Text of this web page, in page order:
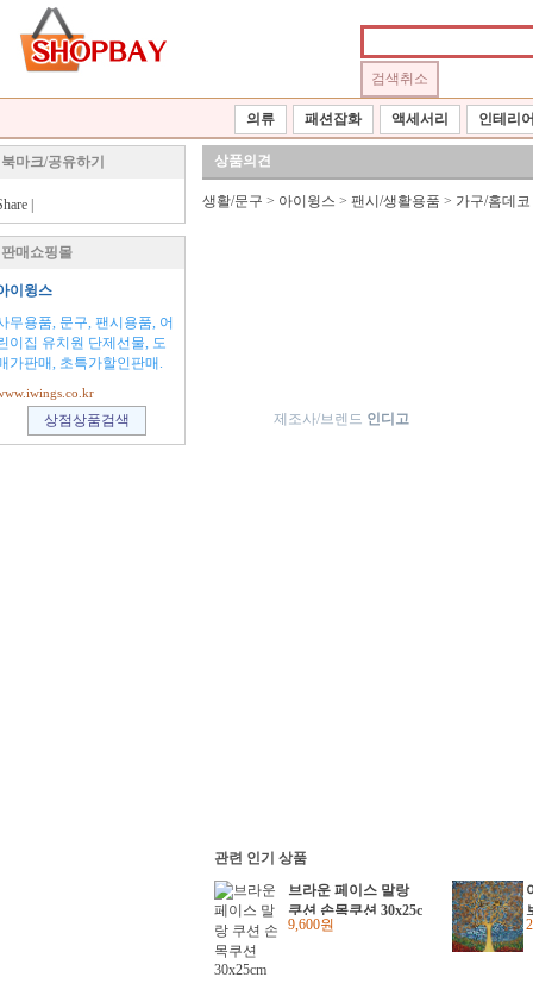
의류 패션잡화 액세서리 인테리
북마크/공유하기
판매쇼핑몰
이윙스
무용품, 문구, 팬시용품, 어
이집 유치원 단제선물, 도
가판매, 초특가할인판매.
상품의견
생활/문구 > 아이윙스 > 팬시/생활용품 > 가구/홈데코
제조사/브렌드 인디고
관련 인기 상품
브라운 페이스 말랑
쿠션 손목쿠션 30x25c
m
9,600원